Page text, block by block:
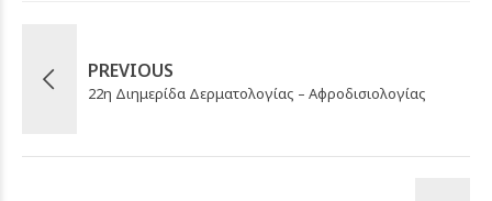
PREVIOUS
22η Διημερίδα Δερματολογίας – Αφροδισιολογίας